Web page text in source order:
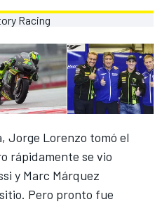
Jorge Lorenzo tomó el
rápidamente se vio
y Marc Márquez
Pero pronto fue